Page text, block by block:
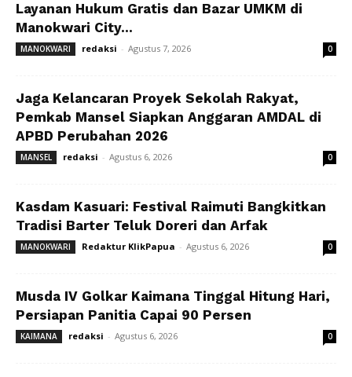
Layanan Hukum Gratis dan Bazar UMKM di
Manokwari City...
MANOKWARI redaksi - Agustus 7, 2026 0
Jaga Kelancaran Proyek Sekolah Rakyat,
Pemkab Mansel Siapkan Anggaran AMDAL di
APBD Perubahan 2026
MANSEL redaksi - Agustus 6, 2026 0
Kasdam Kasuari: Festival Raimuti Bangkitkan
Tradisi Barter Teluk Doreri dan Arfak
MANOKWARI Redaktur KlikPapua - Agustus 6, 2026 0
Musda IV Golkar Kaimana Tinggal Hitung Hari,
Persiapan Panitia Capai 90 Persen
KAIMANA redaksi - Agustus 6, 2026 0